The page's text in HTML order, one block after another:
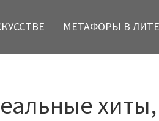
МЕТАФОРЫ В